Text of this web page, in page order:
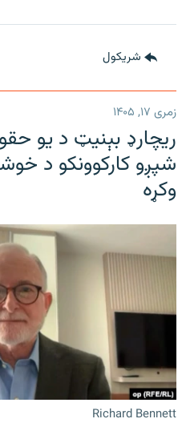
شريکول
زمری ۱۷, ۱۴۰۵
ریچارډ بېنیټ د یو
شپږو کارکوونکو د
وکړه
Richard Bennett